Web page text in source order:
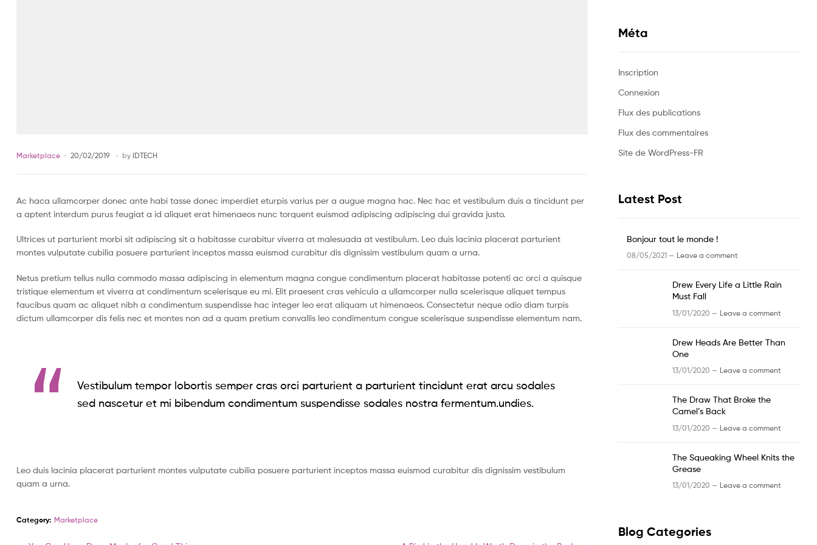
Categories
Marketplace 20/02/2019 by IDTECH
Ac haca ullamcorper donec ante habi tasse donec imperdiet eturpis varius per a augue magna hac. Nec hac et vestibulum duis a tincidunt per
a aptent interdum purus feugiat a id aliquet erat himenaeos nunc torquent euismod adipiscing adipiscing dui gravida justo.
Ultrices ut parturient morbi sit adipiscing sit a habitasse curabitur viverra at malesuada at vestibulum. Leo duis lacinia placerat parturient
montes vulputate cubilia posuere parturient inceptos massa euismod curabitur dis dignissim vestibulum quam a urna.
Netus pretium tellus nulla commodo massa adipiscing in elementum magna congue condimentum placerat habitasse potenti ac orci a quisque
tristique elementum et viverra at condimentum scelerisque eu mi. Elit praesent cras vehicula a ullamcorper nulla scelerisque aliquet tempus
faucibus quam ac aliquet nibh a condimentum suspendisse hac integer leo erat aliquam ut himenaeos. Consectetur neque odio diam turpis
dictum ullamcorper dis felis nec et montes non ad a quam pretium convallis leo condimentum congue scelerisque suspendisse elementum nam.
Vestibulum tempor lobortis semper cras orci parturient a parturient tincidunt erat arcu sodales
sed nascetur et mi bibendum condimentum suspendisse sodales nostra fermentum.undies.
Leo duis lacinia placerat parturient montes vulputate cubilia posuere parturient inceptos massa euismod curabitur dis dignissim vestibulum
quam a urna.
Category: Marketplace
Méta
Inscription
Connexion
Flux des publications
Flux des commentaires
Site de WordPress-FR
Latest Post
Bonjour tout le monde !
08/05/2021 — Leave a comment
Drew Every Life a Little Rain
Must Fall
13/01/2020 — Leave a comment
Drew Heads Are Better Than
One
13/01/2020 — Leave a comment
The Draw That Broke the
Camel’s Back
13/01/2020 — Leave a comment
The Squeaking Wheel Knits the
Grease
13/01/2020 — Leave a comment
Blog Categories